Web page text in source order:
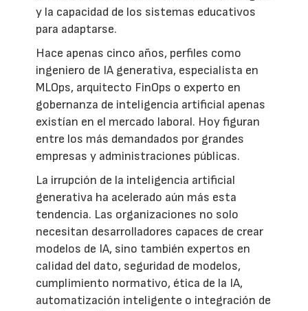
y la capacidad de los sistemas educativos
para adaptarse.
Hace apenas cinco años, perfiles como
ingeniero de IA generativa, especialista en
MLOps, arquitecto FinOps o experto en
gobernanza de inteligencia artificial apenas
existían en el mercado laboral. Hoy figuran
entre los más demandados por grandes
empresas y administraciones públicas.
La irrupción de la inteligencia artificial
generativa ha acelerado aún más esta
tendencia. Las organizaciones no solo
necesitan desarrolladores capaces de crear
modelos de IA, sino también expertos en
calidad del dato, seguridad de modelos,
cumplimiento normativo, ética de la IA,
automatización inteligente o integración de